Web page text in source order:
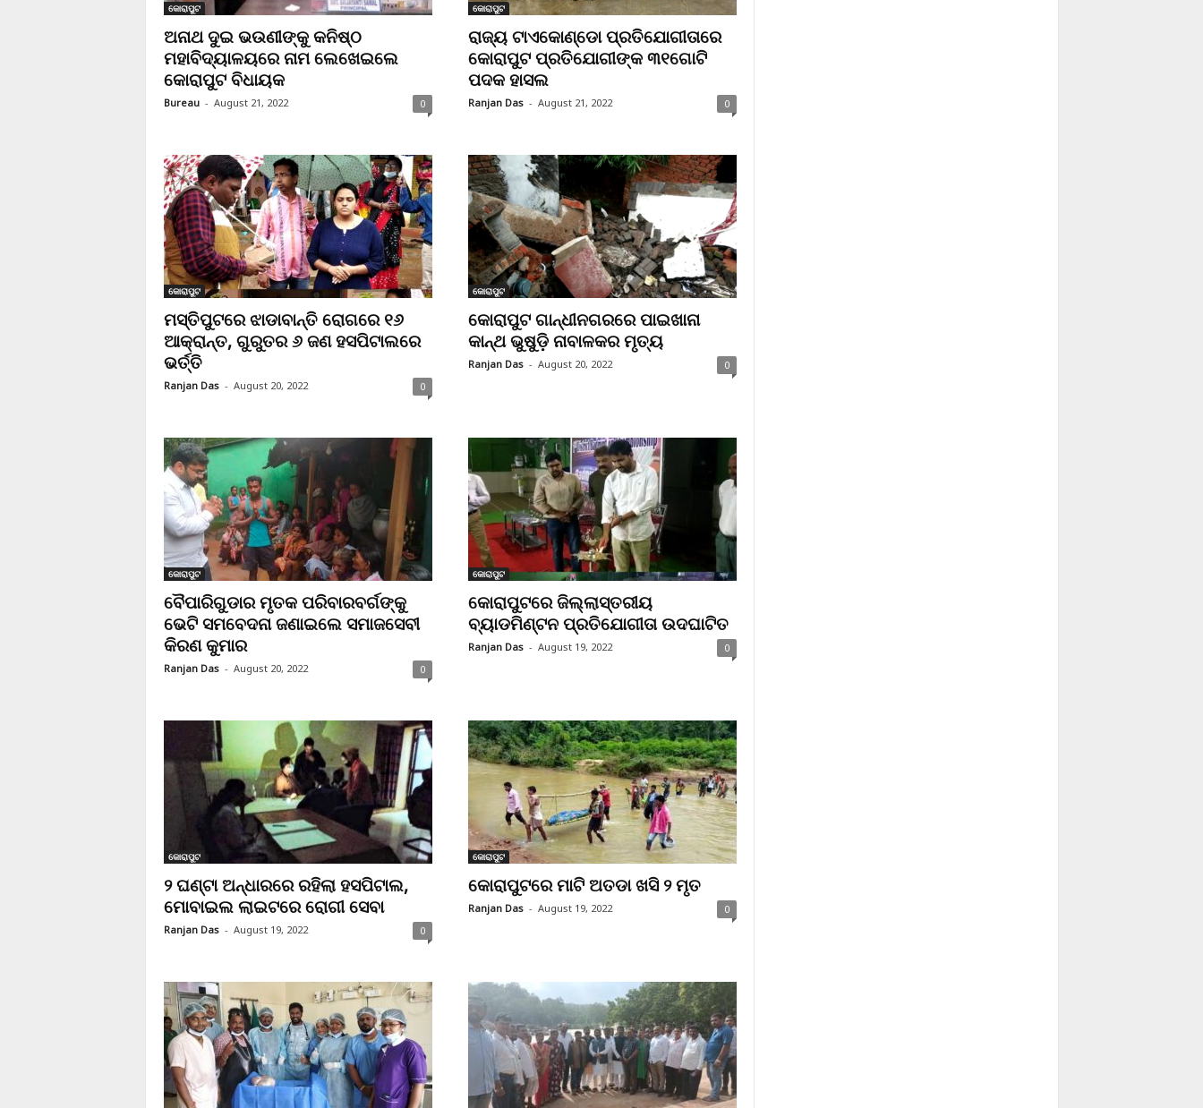
କୋରାପୁଟ
ଅନାଥ ଦୁଇ ଭଉଣୀଙ୍କୁ କନିଷ୍ଠ
ମହାବିଦ୍ୟାଳୟରେ ନାମ ଲେଖେଇଲେ
କୋରାପୁଟ ବିଧାୟକ
Bureau - August 21, 2022 0
କୋରାପୁଟ
ରାଜ୍ୟ ଟାଏକୋଣ୍ଡୋ ପ୍ରତିଯୋଗୀତାରେ
କୋରାପୁଟ ପ୍ରତିଯୋଗୀଙ୍କ ୩୧ଗୋଟି
ପଦକ ହାସଲ
Ranjan Das - August 21, 2022 0
କୋରାପୁଟ
ମସ୍ତିପୁଟରେ ଝାଡାବାନ୍ତି ରୋଗରେ ୧୬
ଆକ୍ରାନ୍ତ, ଗୁରୁତର ୬ ଜଣ ହସପିଟାଲରେ
ଭର୍ତ୍ତି
Ranjan Das - August 20, 2022 0
କୋରାପୁଟ
କୋରାପୁଟ ଗାନ୍ଧୀନଗରରେ ପାଇଖାନା
କାନ୍ଥ ଭୁଷୁଡ଼ି ନାବାଳକର ମୃତ୍ୟ
Ranjan Das - August 20, 2022 0
କୋରାପୁଟ
ବୈପାରିଗୁଡାର ମୃତକ ପରିବାରବର୍ଗଙ୍କୁ
ଭେଟି ସମବେଦନା ଜଣାଇଲେ ସମାଜସେବୀ
କିରଣ କୁମାର
Ranjan Das - August 20, 2022 0
କୋରାପୁଟ
କୋରାପୁଟରେ ଜିଲ୍ଲାସ୍ତରୀୟ
ବ୍ୟାଡମିଣ୍ଟନ ପ୍ରତିଯୋଗୀତା ଉଦଘାଟିତ
Ranjan Das - August 19, 2022 0
କୋରାପୁଟ
୨ ଘଣ୍ଟା ଅନ୍ଧାରରେ ରହିଲା ହସପିଟାଲ,
ମୋବାଇଲ ଲାଇଟରେ ରୋଗୀ ସେବା
Ranjan Das - August 19, 2022 0
କୋରାପୁଟ
କୋରାପୁଟରେ ମାଟି ଅତଡା ଖସି ୨ ମୃତ
Ranjan Das - August 19, 2022 0